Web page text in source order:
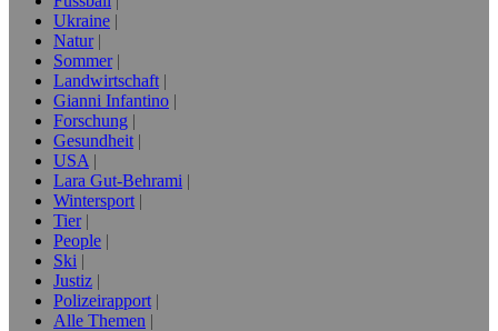
Ukraine
Natur
Sommer
Landwirtschaft
Gianni Infantino
Forschung
Gesundheit
USA
Lara Gut-Behrami
Wintersport
Tier
People
Ski
Justiz
Polizeirapport
Alle Themen